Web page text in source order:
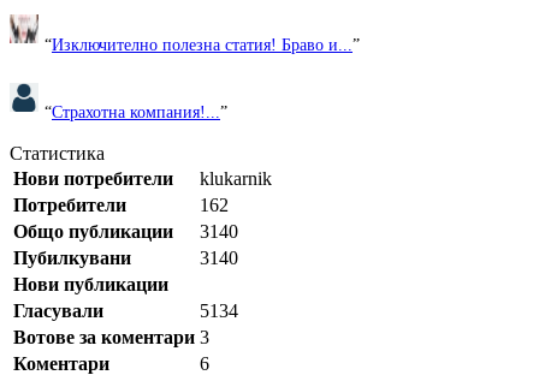
“Изключително полезна статия! Браво и... ”
“Страхотна компания!...”
Статистика
Нови потребители
klukarnik
Потребители
162
Общо публикации
3140
Пубилкувани
3140
Нови публикации
Гласували
5134
Вотове за коментари 3
Коментари
6